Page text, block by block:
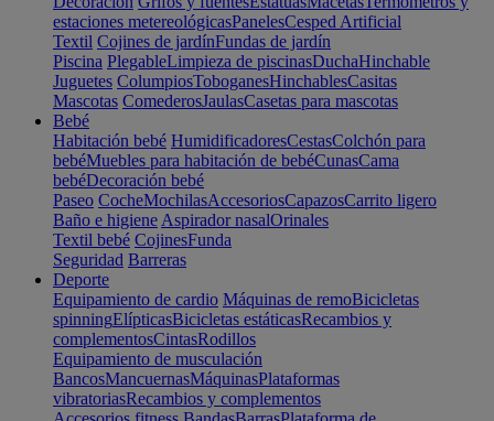
estaciones metereológicasPanelesCesped Artificial
Textil Cojines de jardínFundas de jardín
Piscina PlegableLimpieza de piscinasDuchaHinchable
Juguetes ColumpiosToboganesHinchablesCasitas
Mascotas ComederosJaulasCasetas para mascotas
Bebé
Habitación bebé HumidificadoresCestasColchón para
bebéMuebles para habitación de bebéCunasCama
bebéDecoración bebé
Paseo CocheMochilasAccesoriosCapazosCarrito ligero
Baño e higiene Aspirador nasalOrinales
Textil bebé CojinesFunda
Seguridad Barreras
Deporte
Equipamiento de cardio Máquinas de remoBicicletas
spinningElípticasBicicletas estáticasRecambios y
complementosCintasRodillos
Equipamiento de musculación
BancosMancuernasMáquinasPlataformas
vibratoriasRecambios y complementos